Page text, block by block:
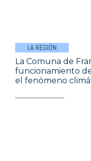
LA REGIÓN
La Comuna de
funcionamiento
el fenómeno